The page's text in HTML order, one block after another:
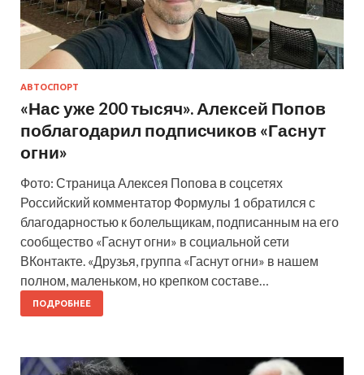
АВТОСПОРТ
«Нас уже 200 тысяч». Алексей Попов
поблагодарил подписчиков «Гаснут
огни»
Фото: Страница Алексея Попова в соцсетях
Российский комментатор Формулы 1 обратился с
благодарностью к болельщикам, подписанным на его
сообщество «Гаснут огни» в социальной сети
ВКонтакте. «Друзья, группа «Гаснут огни» в нашем
полном, маленьком, но крепком составе…
ПОДРОБНЕЕ